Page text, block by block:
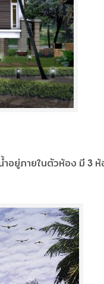
อยู่ภายในตัวห้อง มี 3